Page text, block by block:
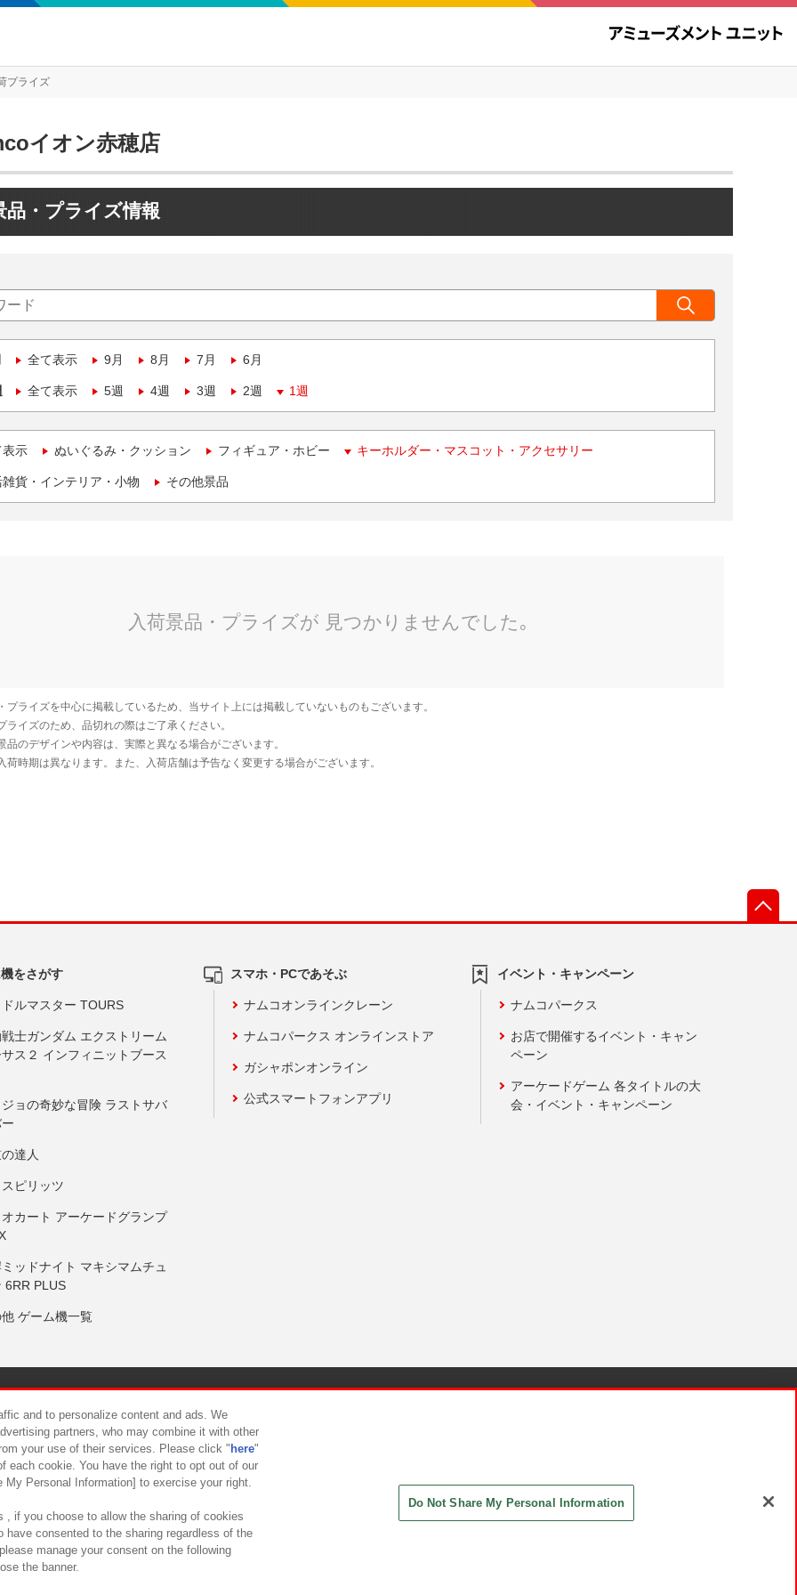
プライズ
イオン赤穂店
品・プライズ情報
全て表示 9月 8月 7月 6月
全て表示 5週 4週 3週 2週 1週
表示 ぬいぐるみ・クッション フィギュア・ホビー キーホルダー・マスコット・アクセサリー
貨・インテリア・小物 その他景品
をさがす
ルマスター TOURS
士ガンダム エクストリーム
ス２ インフィニットブース
ョの奇妙な冒険 ラストサバ
達人
ピリッツ
カート アーケードグランプ
ッドナイト マキシマムチュ
6RR PLUS
ゲーム機一覧
スマホ・PCであそぶ
ナムコオンラインクレーン
ナムコパークス オンラインストア
ガシャポンオンライン
公式スマートフォンアプリ
イベント・キャンペーン
ナムコパークス
お店で開催するイベント・キャン
ペーン
アーケードゲーム 各タイトルの大
会・イベント・キャンペーン
について カスタマーハラスメント対応方針
and to personalize content and ads. We
partners, who may combine it with other
your use of their services. Please click " here"
each cookie. You have the right to opt out of our
Personal Information] to exercise your right.
, if you choose to allow the sharing of cookies
have consented to the sharing regardless of the
manage your consent on the following
the banner.
Do Not Share My Personal Information